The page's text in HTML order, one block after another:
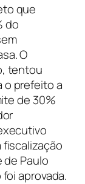
que
do
O
tentou
o prefeito a
de 30%
fiscalização
de Paulo
aprovada.